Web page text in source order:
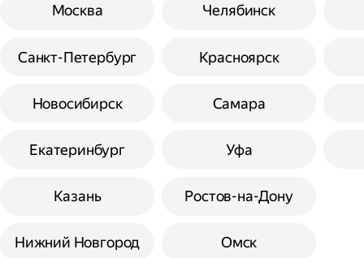
Москва
Санкт-Петербург
Новосибирск
Екатеринбург
Казань
Нижний Новгород
Челябинск
Красноярск
Самара
Уфа
Ростов-на-Дону
Омск